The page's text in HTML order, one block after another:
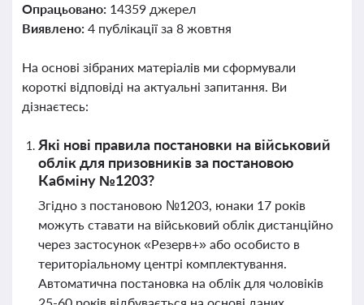
Опрацьовано: 14359 джерел
Виявлено: 4 публікації за 8 жовтня
На основі зібраних матеріалів ми сформували
короткі відповіді на актуальні запитання. Ви
дізнаєтесь:
Які нові правила постановки на військовий
облік для призовників за постановою
Кабміну №1203?
Згідно з постановою №1203, юнаки 17 років
можуть ставати на військовий облік дистанційно
через застосунок «Резерв+» або особисто в
територіальному центрі комплектування.
Автоматична постановка на облік для чоловіків